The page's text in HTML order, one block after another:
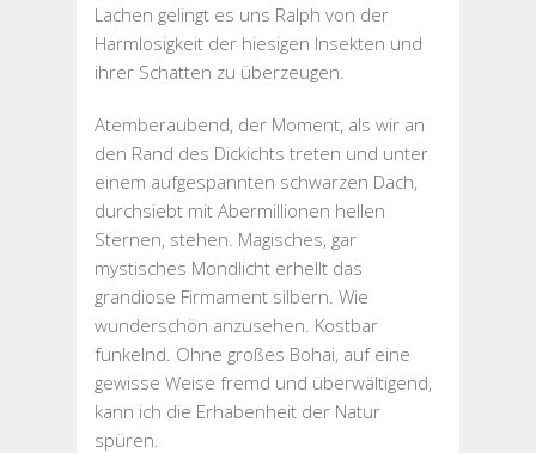
Lachen gelingt es uns Ralph von der
Harmlosigkeit der hiesigen Insekten und
ihrer Schatten zu überzeugen.
Atemberaubend, der Moment, als wir an
den Rand des Dickichts treten und unter
einem aufgespannten schwarzen Dach,
durchsiebt mit Abermillionen hellen
Sternen, stehen. Magisches, gar
mystisches Mondlicht erhellt das
grandiose Firmament silbern. Wie
wunderschön anzusehen. Kostbar
funkelnd. Ohne großes Bohai, auf eine
gewisse Weise fremd und überwältigend,
kann ich die Erhabenheit der Natur
spüren.